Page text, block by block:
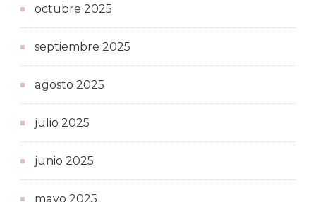
octubre 2025
septiembre 2025
agosto 2025
julio 2025
junio 2025
mayo 2025